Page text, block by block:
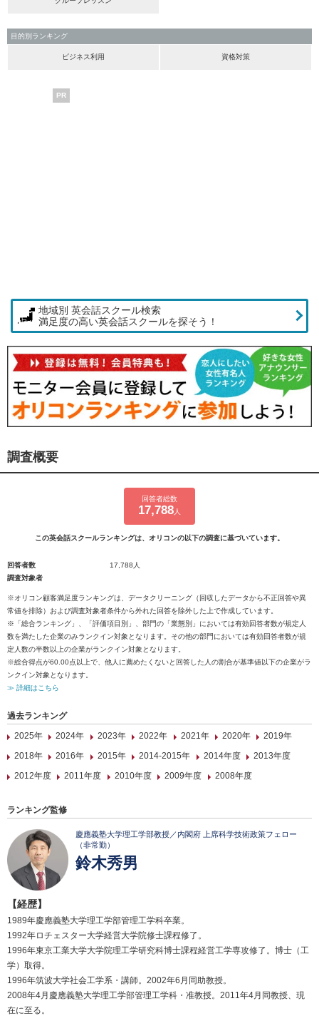
目的別ランキング
ビジネス利用 資格対策
PR
地域別 英会話スクール検索
満足度の高い英会話スクールを探そう！
調査概要
回答者総数
17,788人
この英会話スクールランキングは、オリコンの以下の調査に基づいています。
回答者数
17,788人
調査対象者
※オリコン顧客満足度ランキングは、データクリーニング（回収したデータから不正回答や異
常値を排除）および調査対象者条件から外れた回答を除外した上で作成しています。
※「総合ランキング」、「評価項目別」、部門の「業態別」においては有効回答者数が規定人
数を満たした企業のみランクイン対象となります。その他の部門においては有効回答者数が規
定人数の半数以上の企業がランクイン対象となります。
※総合得点が60.00点以上で、他人に薦めたくないと回答した人の割合が基準値以下の企業がラ
ンクイン対象となります。
≫ 詳細はこちら
過去ランキング
2025年
2024年 2023年 2022年 2021年 2020年
2019年
2018年
2016年 2015年 2014-2015年 2014年度
2013年度
2012年度
2011年度 2010年度 2009年度 2008年度
ランキング監修
慶應義塾大学理工学部教授／内閣府 上席科学技術政策フェロー
（非常勤）
鈴木秀男
【経歴】
1989年慶應義塾大学理工学部管理工学科卒業。
1992年ロチェスター大学経営大学院修士課程修了。
1996年東京工業大学大学院理工学研究科博士課程経営工学専攻修了。博士（工
学）取得。
1996年筑波大学社会工学系・講師。2002年6月同助教授。
2008年4月慶應義塾大学理工学部管理工学科・准教授。2011年4月同教授、現
在に至る。